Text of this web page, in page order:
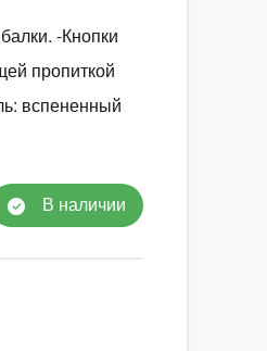
-Кнопки
пропиткой
вспененный
В наличии